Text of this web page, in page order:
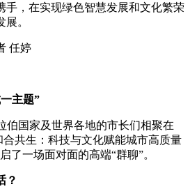
手，在实现绿色智慧发展和文化繁荣
。
任婷
主题”
国家及世界各地的市长们相聚在
合共生：科技与文化赋能城市高质量
了一场面对面的高端“群聊”。
？